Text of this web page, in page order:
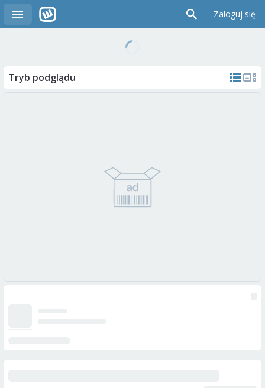
Zaloguj się
Tryb podglądu